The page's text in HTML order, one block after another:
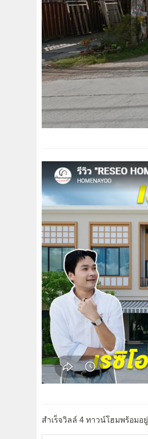
สำเร็จวิลล์ 4 ทาวน์โฮมพร้อมอยู่